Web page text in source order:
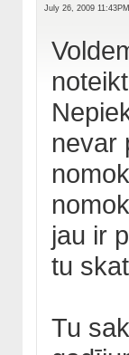
July 26, 2009 11:43PM
nevar
jau ir
tu
Tu